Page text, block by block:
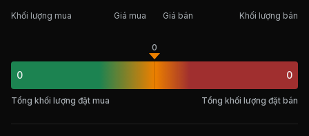
Khối lượng mua Giá mua Giá bán Khối lượng bán
0
0
0
Tổng khối lượng đặt mua Tổng khối lượng đặt bán